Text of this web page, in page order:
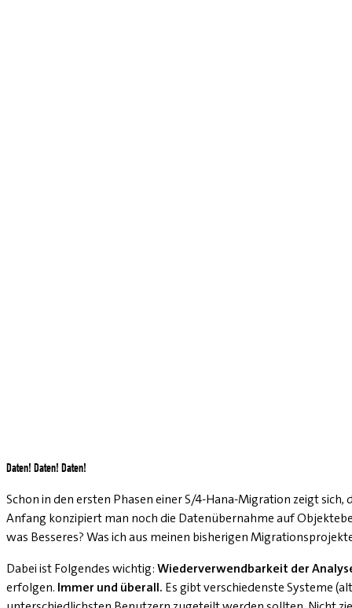
Daten! Daten! Daten!
Schon in den ersten Phasen einer S/4-Hana-Migration zeigt
Anfang konzipiert man noch die Datenübernahme auf
was Besseres? Was ich aus meinen bisherigen
Dabei ist Folgendes wichtig:Wiederverwendbarkeit der
erfolgen. Immer und überall. Es gibt verschiedenste Systeme